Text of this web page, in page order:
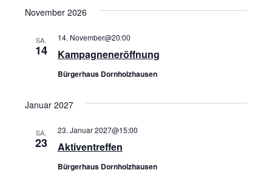
November 2026
SA.
14 Kampagneneröffnung
14. November@20:00
Bürgerhaus Dornholzhausen
Januar 2027
SA.
23 Aktiventreffen
23. Januar 2027@15:00
Bürgerhaus Dornholzhausen